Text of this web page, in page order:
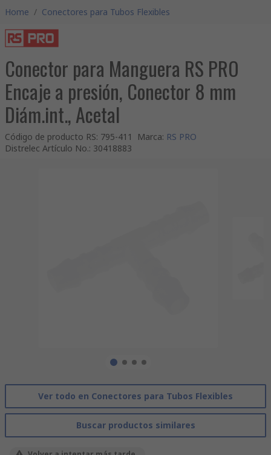
Home / Conectores para Tubos Flexibles
Conector para Manguera RS PRO
Encaje a presión, Conector 8 mm
Diám.int., Acetal
Código de producto RS: 795-411 Marca: RS PRO
Distrelec Artículo No.: 30418883
Ver todo en Conectores para Tubos Flexibles
Buscar productos similares